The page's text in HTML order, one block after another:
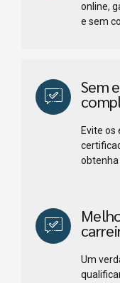
online,
e sem
Sem
Evite
obtenha
Um